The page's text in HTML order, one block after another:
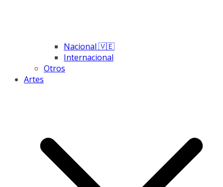
Nacional 🇻🇪
Internacional
Otros
Artes